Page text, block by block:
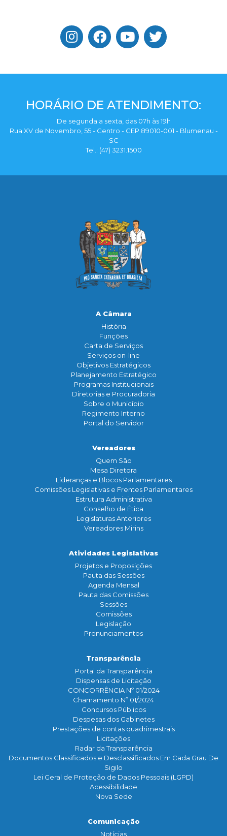
HORÁRIO DE ATENDIMENTO:
De segunda a sexta, das 07h às 19h
Rua XV de Novembro, 55 - Centro - CEP 89010-001 - Blumenau -
SC
Tel.: (47) 3231.1500
A Câmara
História
Funçōes
Carta de Serviços
Serviços on-line
Objetivos Estratégicos
Planejamento Estratégico
Programas Institucionais
Diretorias e Procuradoria
Sobre o Município
Regimento Interno
Portal do Servidor
Vereadores
Quem São
Mesa Diretora
Lideranças e Blocos Parlamentares
Comissões Legislativas e Frentes Parlamentares
Estrutura Administrativa
Conselho de Ética
Legislaturas Anteriores
Vereadores Mirins
Atividades Legislativas
Projetos e Proposições
Pauta das Sessões
Agenda Mensal
Pauta das Comissões
Sessões
Comissões
Legislação
Pronunciamentos
Transparência
Portal da Transparência
Dispensas de Licitação
CONCORRÊNCIA Nº 01/2024
Chamamento Nº 01/2024
Concursos Públicos
Despesas dos Gabinetes
Prestações de contas quadrimestrais
Licitações
Radar da Transparência
Documentos Classificados e Desclassificados Em Cada Grau De
Sigilo
Lei Geral de Proteção de Dados Pessoais (LGPD)
Acessibilidade
Nova Sede
Comunicação
Notícias